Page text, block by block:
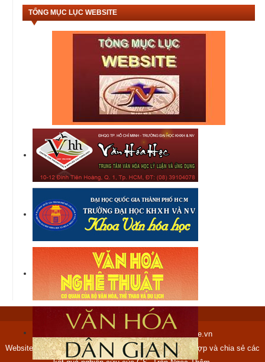
TỔNG MỤC LỤC WEBSITE
Copyright © 2012-2017 tranngocthem.name.vn
Website tranngocthem.name.vn được lập ra nhằm tập hợp và chia sẻ các